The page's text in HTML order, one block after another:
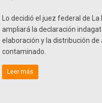
Lo decidió el juez federal de
ampliará la declaración
elaboración y la distribución
contaminado.
Leer más